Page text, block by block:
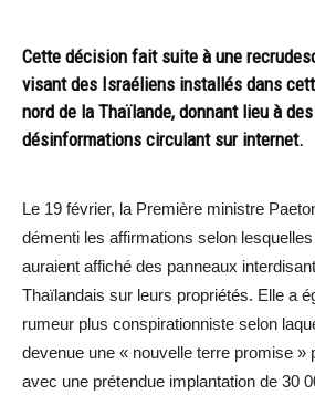
Cette décision fait suite à une
visant des Israéliens installés dans
nord de la Thaïlande, donnant lieu à
désinformations circulant sur internet.
Le 19 février, la Première ministre
démenti les affirmations selon
auraient affiché des panneaux
Thaïlandais sur leurs propriétés. Elle a
rumeur plus conspirationniste selon
devenue une « nouvelle terre promise »
avec une prétendue implantation de 30